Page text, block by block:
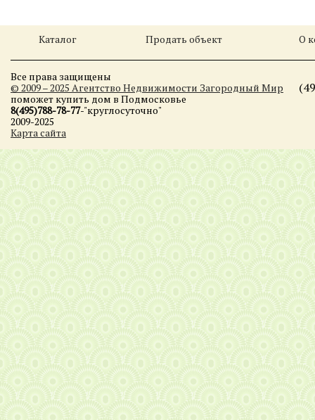
Каталог Продать объект О
Все права защищены
© 2009 – 2025 Агентство Недвижимости Загородный Мир
поможет купить дом в Подмосковье
8(495)788-78-77-"круглосуточно"
2009-2025
Карта сайта